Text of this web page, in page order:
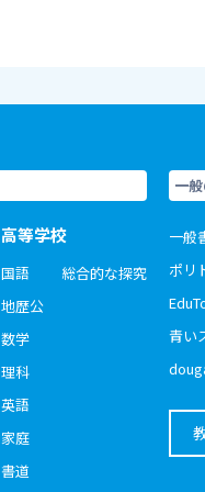
高等学校
国語
地歴公
数学
理科
英語
家庭
書道
総合的な探究
一
一般
ポリ
青い